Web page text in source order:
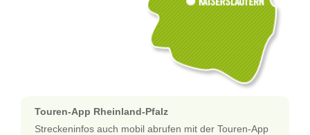
Touren-App Rheinland-Pfalz
Streckeninfos auch mobil abrufen mit der Touren-App